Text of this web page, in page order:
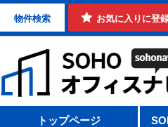
物件検索 お気に入りに登
トップページ